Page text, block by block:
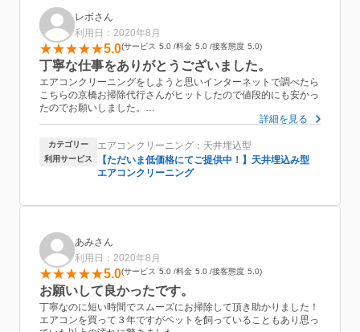
レボさん
利用日：2020年8月
5.0 サービス 5.0 料金 5.0 接客態度 5.0
丁寧な仕事をありがとうございました。
エアコンクリーニングをしようと思いインターネットで調べたら
こちらの京橋お掃除代行さんがヒットしたので値段的にも安かっ
たのでお願いしました。
申し込みから掃除の日までもスムーズに対応して頂いて大変満足
た。今後エアコンクリーニングをするときはまたお願いしようと
思います。空気も綺麗になって快適です。ありがとうございまし
詳細を見る
カテゴリー エアコンクリーニング：天井埋込型
利用サービス
【ただいま低価格にてご提供中！】天井埋込み型
エアコンクリーニング
あみさん
利用日：2020年8月
5.0 サービス 5.0 料金 5.0 接客態度 5.0
お願いして良かったです。
丁寧なのに短い時間でスムーズにお掃除して頂き助かりました！
エアコンを買って３年ですがペットを飼っていることもあり思っ